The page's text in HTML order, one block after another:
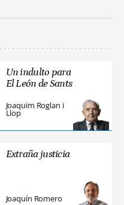
Un indulto para
El León de Sants
Joaquim Roglan i
Llop
Extraña justicia
Joaquín Romero